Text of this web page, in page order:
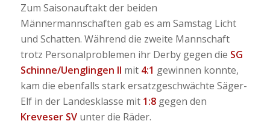
Zum Saisonauftakt der beiden
Männermannschaften gab es am Samstag Licht
und Schatten. Während die zweite Mannschaft
trotz Personalproblemen ihr Derby gegen die SG
Schinne/Uenglingen II mit4:1 gewinnen konnte,
kam die ebenfalls stark ersatzgeschwächte Säger-
Elf in der Landesklasse mit 1:8gegen den
Kreveser SVunter die Räder.